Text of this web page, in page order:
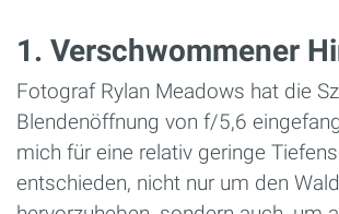
1. Verschwommener
Fotograf Rylan Meadows hat die
Blendenöffnung von f/5,6
mich für eine relativ geringe
entschieden, nicht nur um den